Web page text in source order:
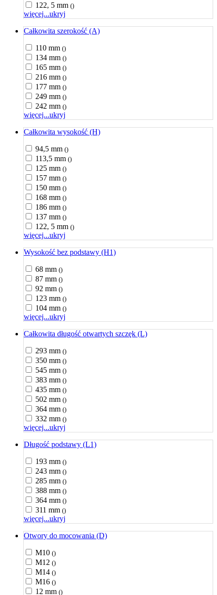
122, 5 mm ()
więcej...ukryj
Całkowita szerokość (A)
110 mm ()
134 mm ()
165 mm ()
216 mm ()
177 mm ()
249 mm ()
242 mm ()
więcej...ukryj
Całkowita wysokość (H)
94,5 mm ()
113,5 mm ()
125 mm ()
157 mm ()
150 mm ()
168 mm ()
186 mm ()
137 mm ()
122, 5 mm ()
więcej...ukryj
Wysokość bez podstawy (H1)
68 mm ()
87 mm ()
92 mm ()
123 mm ()
104 mm ()
więcej...ukryj
Całkowita długość otwartych szczęk (L)
293 mm ()
350 mm ()
545 mm ()
383 mm ()
435 mm ()
502 mm ()
364 mm ()
332 mm ()
więcej...ukryj
Długość podstawy (L1)
193 mm ()
243 mm ()
285 mm ()
388 mm ()
364 mm ()
311 mm ()
więcej...ukryj
Otwory do mocowania (D)
M10 ()
M12 ()
M14 ()
M16 ()
12 mm ()